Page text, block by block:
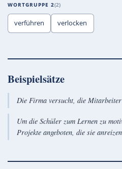
WORTGRUPPE 2 2
verführen verlocken
Beispielsätze
Die Firma versucht, die
Um die Schüler zum Lernen zu
Projekte angeboten, die sie